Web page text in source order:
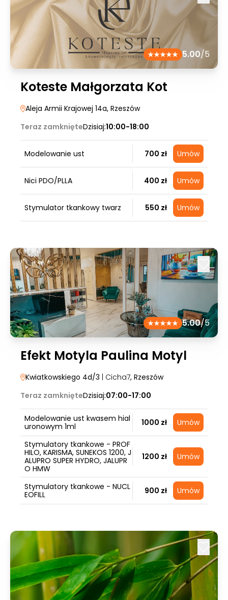
5.00/5
Koteste Małgorzata Kot
Aleja Armii Krajowej 14a, Rzeszów
Teraz zamknięteDzisiaj:10:00-18:00
Modelowanie ust 700 zł Umów
Nici PDO/PLLA 400 zł Umów
Stymulator tkankowy twarz 550 zł Umów
5.00/5
Efekt Motyla Paulina Motyl
Kwiatkowskiego 4d/3 | Cicha7, Rzeszów
Teraz zamknięteDzisiaj:07:00-17:00
Modelowanie ust kwasem hial
uronowym 1ml
1000 zł Umów
Stymulatory tkankowe - PROF
HILO, KARISMA, SUNEKOS 1200, J
ALUPRO SUPER HYDRO, JALUPR
O HMW
1200 zł Umów
Stymulatory tkankowe - NUCL
EOFILL
900 zł Umów